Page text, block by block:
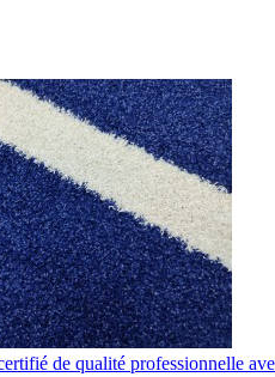
de qualité professionnelle